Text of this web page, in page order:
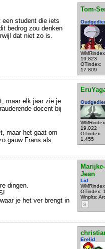
Tom-
19.823
OTindex:
17.809
een student die iets
bedrog zou denken
dat niet zo is.
19.022
OTindex:
1.455
maar elk jaar zie je
docent bij
maar het gaat om
gauw Frans als
Marijke-
Jean
Lid
OTindex:
Wnplts:
S
dingen.
je het ver brengt in
Erelid